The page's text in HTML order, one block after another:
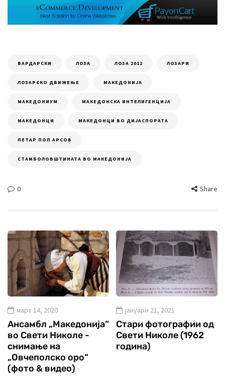
ВАРДАРСКИ ЛОЗА ЛОЗА 2012 ЛОЗАРИ
ЛОЗАРСКО ДВИЖЕЊЕ МАКЕДОНИЈА
МАКЕДОНИУМ МАКЕДОНСКА ИНТЕЛИГЕНЦИЈА
МАКЕДОНЦИ МАКЕДОНЦИ ВО ДИЈАСПОРАТА
ПЕТАР ПОП АРСОВ
СТАМБОЛОВШТИНАТА ВО МАКЕДОНИЈА
0 Share
март 14, 2020
Ансамбл „Македонија“
во Свети Николе -
снимање на
„Овчеполско оро“
(фото & видео)
јануари 21, 2021
Стари фотографии од
Свети Николе (1962
година)